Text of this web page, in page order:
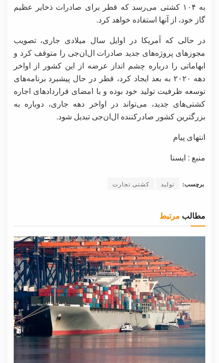
به ۱۰۴ کشتی می‌رسد که قطر برای صادرات ذخایر عظیم
گاز خود، از آنها استفاده خواهد کرد.
در حالی که آمریکا در اوایل سال میلادی جاری، تصویب
مجوزهای پروژه‌های جدید صادرات ال‌ان‌جی را متوقف کرد و
ابهاماتی را درباره چشم انداز عرضه از این کشور از اواخر
دهه ۲۰۲۰ به بعد ایجاد کرد، قطر در حال پیشبرد برنامه‌های
توسعه ظرفیت تولید خود بوده و با امضای قراردادهای اجاره
کشتی‌های جدید، می‌تواند در اواخر دهه جاری، دوباره به
بزرگترین کشور صادرکننده ال‌ان‌جی تبدیل شود.
انتهای پیام
منبع : ایسنا
برچسب: تولید کشتی تجارت
مطالب مرتبط